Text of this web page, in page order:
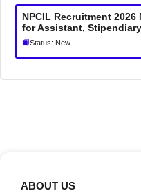
NPCIL Recruitment
for Assistant,
Status: New
ABOUT US